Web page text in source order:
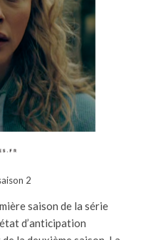
2
saison de la série
d’anticipation